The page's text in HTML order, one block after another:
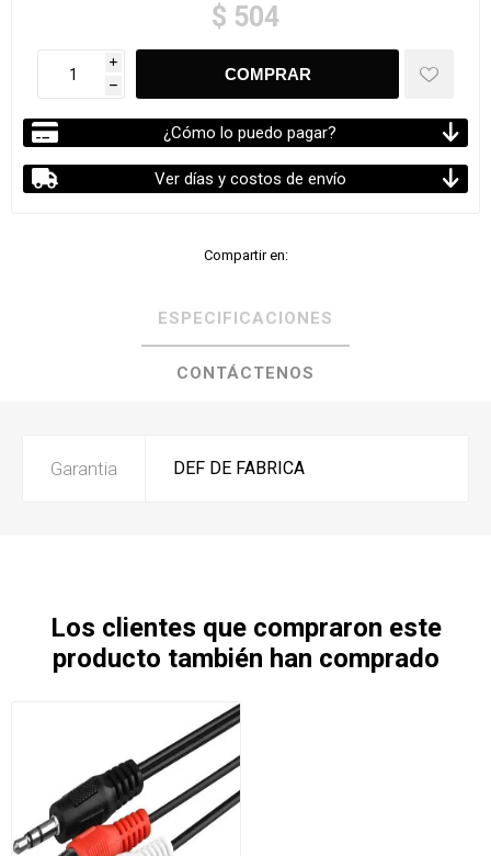
$ 504
i
h
¿Cómo lo puedo pagar?
Ver días y costos de envío
Compartir en:
ESPECIFICACIONES
CONTÁCTENOS
Garantia DEF DE FABRICA
Los clientes que compraron este
producto también han comprado